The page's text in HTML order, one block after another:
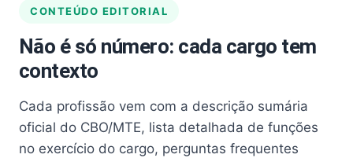
CONTEÚDO EDITORIAL
Não é só número: cada cargo tem
contexto
Cada profissão vem com a descrição sumária
oficial do CBO/MTE, lista detalhada de funções
no exercício do cargo, perguntas frequentes